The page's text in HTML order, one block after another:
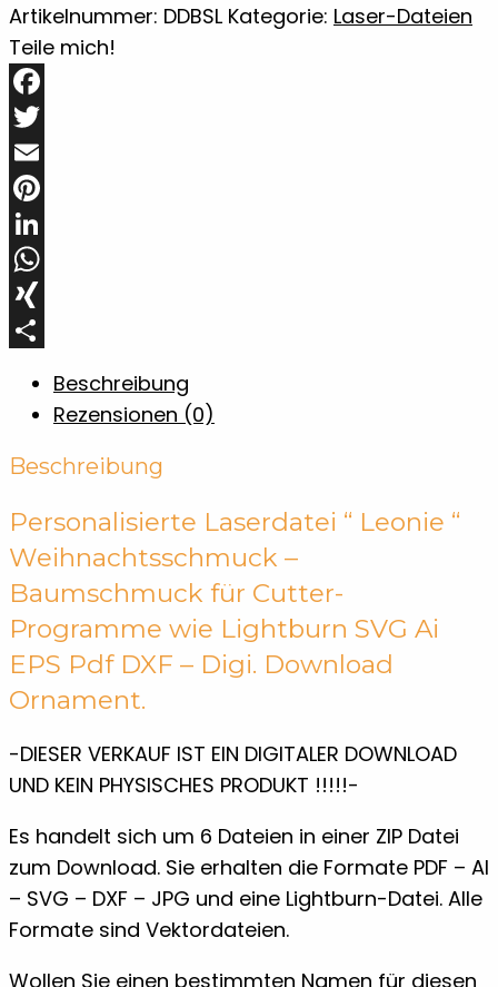
Laserdatei
"Leonie"
Weihnachtsschmuck
-
Baumschmuck
Menge
Artikelnummer: DDBSL Kategorie: Laser-Dateien
Teile mich!
Facebook
Twitter
Email
Pinterest
LinkedIn
WhatsApp
XING
Beschreibung
Rezensionen (0)
Beschreibung
Personalisierte Laserdatei “ Leonie “
Weihnachtsschmuck –
Baumschmuck für Cutter-
Programme wie Lightburn SVG Ai
EPS Pdf DXF – Digi. Download
Ornament.
-DIESER VERKAUF IST EIN DIGITALER DOWNLOAD
UND KEIN PHYSISCHES PRODUKT !!!!!-
Es handelt sich um 6 Dateien in einer ZIP Datei
zum Download. Sie erhalten die Formate PDF – AI
– SVG – DXF – JPG und eine Lightburn-Datei. Alle
Formate sind Vektordateien.
Wollen Sie einen bestimmten Namen für diesen